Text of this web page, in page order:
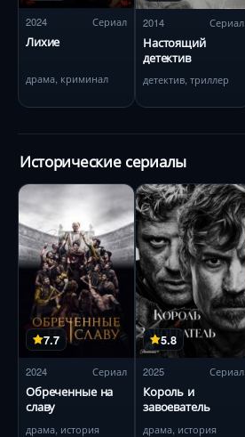
2024 Сериал
Лихие
драма, криминал
2014 Сериал
Настоящий
детектив
детектив, триллер
Исторические сериалы
7.7
2024 Сериал
Обреченные на
славу
драма, история
5.8
2025 Сериал
Король и
завоеватель
драма, история